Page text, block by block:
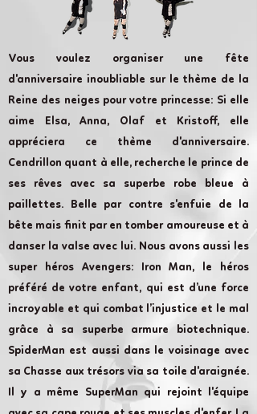
Vous voulez organiser une fête
d'anniversaire inoubliable sur le thème de la
Reine des neiges pour votre princesse: Si elle
aime Elsa, Anna, Olaf et Kristoff, elle
appréciera ce thème d'anniversaire.
Cendrillon quant à elle, recherche le prince de
ses rêves avec sa superbe robe bleue à
paillettes. Belle par contre s'enfuie de la
bête mais finit par en tomber amoureuse et à
danser la valse avec lui. Nous avons aussi les
super héros Avengers: Iron Man, le héros
préféré de votre enfant, qui est d’une force
incroyable et qui combat l’injustice et le mal
grâce à sa superbe armure biotechnique.
SpiderMan est aussi dans le voisinage avec
sa Chasse aux trésors via sa toile d'araignée.
Il y a même SuperMan qui rejoint l'équipe